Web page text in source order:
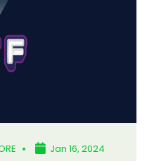
Jan 16, 2024